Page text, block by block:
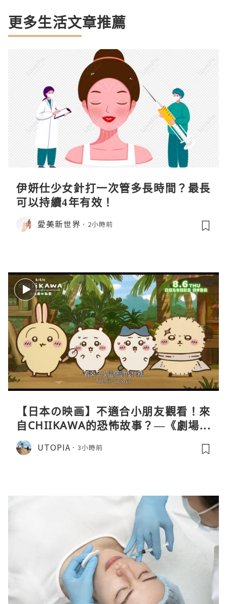
更多生活文章推薦
伊妍仕少女針打一次管多長時間？最長
可以持續4年有效！
愛美新世界 2小時前
【日本の映画】不適合小朋友觀看！來
自CHIIKAWA的恐怖故事？—《劇場版
CHIIKAWA 人魚島的秘密》
UTOPIA 3小時前